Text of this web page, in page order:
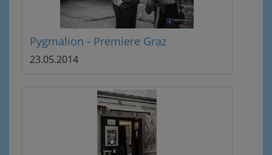
Pygmalion - Premiere Graz
23.05.2014